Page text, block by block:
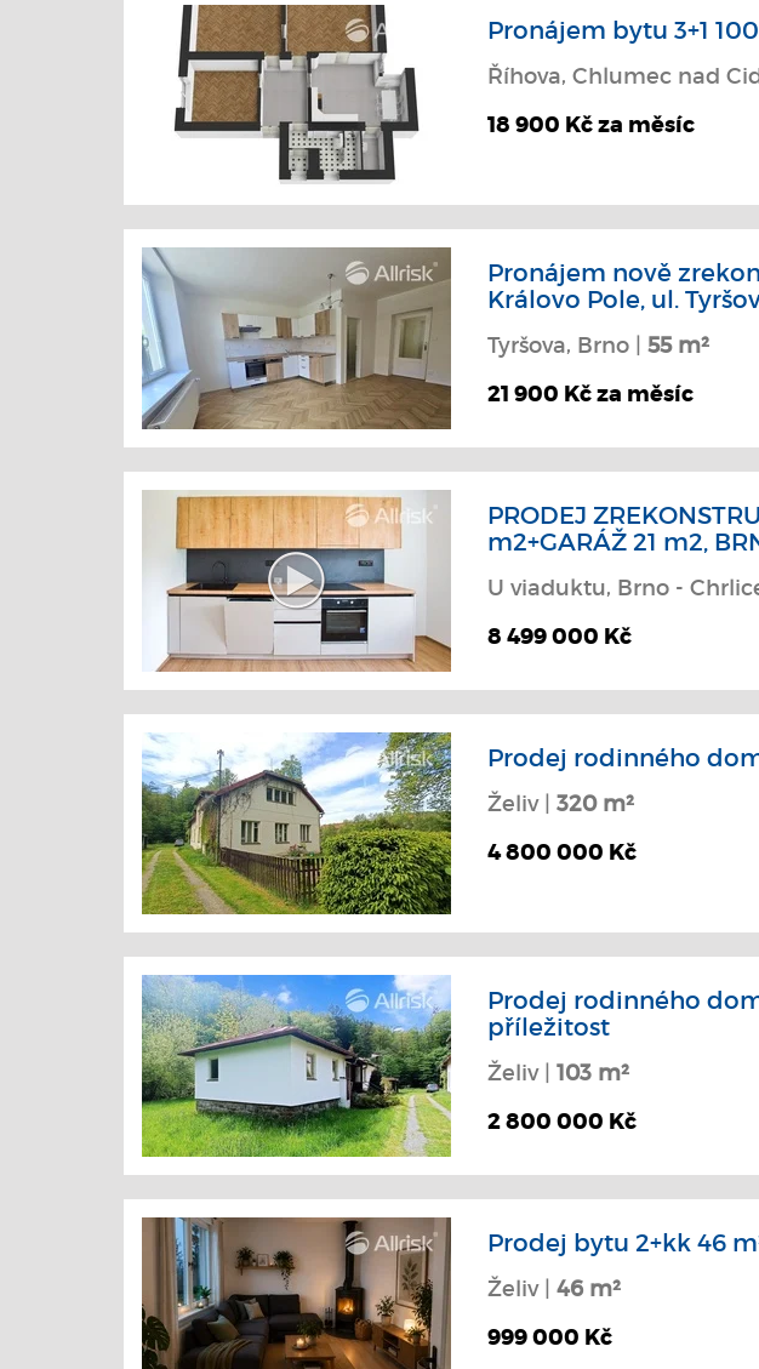
Pronájem bytu 3+1
Říhova, Chlumec nad
18 900 Kč za měsíc
Pronájem nově
Královo Pole, ul.
Tyršova, Brno | 55 m²
21 900 Kč za měsíc
PRODEJ
m2+GARÁŽ 21 m2,
U viaduktu, Brno -
8 499 000 Kč
Prodej rodinného
Želiv | 320 m²
4 800 000 Kč
Prodej rodinného
příležitost
Želiv | 103 m²
2 800 000 Kč
Prodej bytu 2+kk 46
Želiv | 46 m²
999 000 Kč